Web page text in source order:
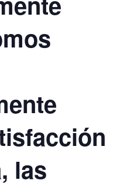
las